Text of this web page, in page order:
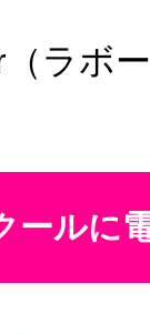
講座を
ラボ
ールに